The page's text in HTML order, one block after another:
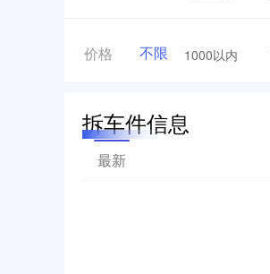
价格 不限 1000以内
拆车件信息
最新